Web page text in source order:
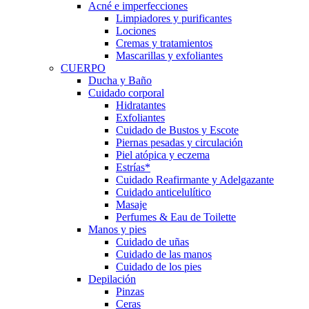
Acné e imperfecciones
Limpiadores y purificantes
Lociones
Cremas y tratamientos
Mascarillas y exfoliantes
CUERPO
Ducha y Baño
Cuidado corporal
Hidratantes
Exfoliantes
Cuidado de Bustos y Escote
Piernas pesadas y circulación
Piel atópica y eczema
Estrías*
Cuidado Reafirmante y Adelgazante
Cuidado anticelulítico
Masaje
Perfumes & Eau de Toilette
Manos y pies
Cuidado de uñas
Cuidado de las manos
Cuidado de los pies
Depilación
Pinzas
Ceras